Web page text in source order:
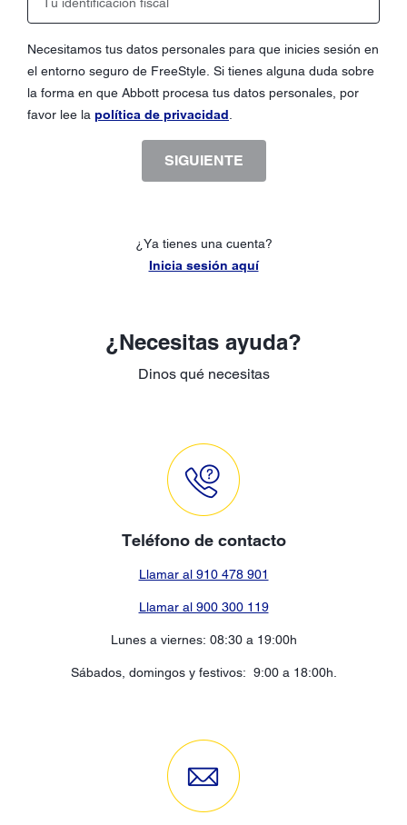
Necesitamos tus datos personales para que inicies sesión en
el entorno seguro de FreeStyle. Si tienes alguna duda sobre
la forma en que Abbott procesa tus datos personales, por
favor lee la política de privacidad
SIGUIENTE
¿Ya tienes una cuenta?
Inicia sesión aquí
¿Necesitas ayuda?
Dinos qué necesitas
Teléfono de contacto
Llamar al 910 478 901
Llamar al 900 300 119
Lunes a viernes: 08:30 a 19:00h
Sábados, domingos y festivos: 9:00 a 18:00h.